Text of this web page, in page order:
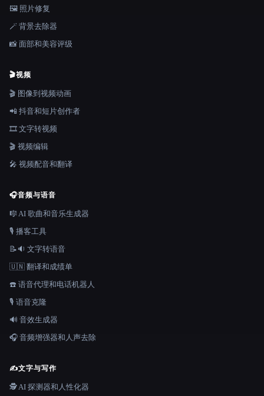
🖼️ 照片修复
🪄 背景去除器
📸 面部和美容评级
🎬视频
🎬 图像到视频动画
📲 抖音和短片创作者
🎞️ 文字转视频
🎬 视频编辑
🎤 视频配音和翻译
🎧音频与语音
🎼 AI 歌曲和音乐生成器
🎙️ 播客工具
📝🔉 文字转语音
🇺🇳 翻译和成绩单
☎️ 语音代理和电话机器人
🎙️ 语音克隆
🔊 音效生成器
🎧 音频增强器和人声去除
✍️文字与写作
🕵️ AI 探测器和人性化器